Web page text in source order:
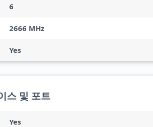
6
2666 MHz
Yes
스 및 포트
Yes